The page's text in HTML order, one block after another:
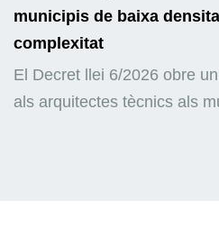
municipis de baixa
complexitat
El Decret llei 6/2026 obre
als arquitectes tècnics als